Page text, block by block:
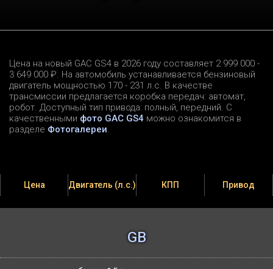
Цена на новый GAC GS4 в 2026 году составляет 2 999 000 -
3 649 000 ₽. На автомобиль устанавливается бензиновый
двигатель мощностью 170 - 231 л.c. В качестве
трансмиссии предлагается коробка передач: автомат,
робот. Доступный тип привода: полный, передний. С
качественными фото GAC GS4 можно ознакомится в
разделе Фотогалереи.
Цена Двигатель (л.с.) КПП Привод
GB